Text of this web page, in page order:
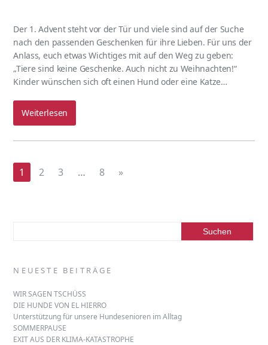
Der 1. Advent steht vor der Tür und viele sind auf der Suche
nach den passenden Geschenken für ihre Lieben. Für uns der
Anlass, euch etwas Wichtiges mit auf den Weg zu geben:
„Tiere sind keine Geschenke. Auch nicht zu Weihnachten!“
Kinder wünschen sich oft einen Hund oder eine Katze…
Weiterlesen
1 2 3 … 8 »
NEUESTE BEITRÄGE
WIR SAGEN TSCHÜSS
DIE HUNDE VON EL HIERRO
Unterstützung für unsere Hundesenioren im Alltag
SOMMERPAUSE
EXIT AUS DER KLIMA-KATASTROPHE